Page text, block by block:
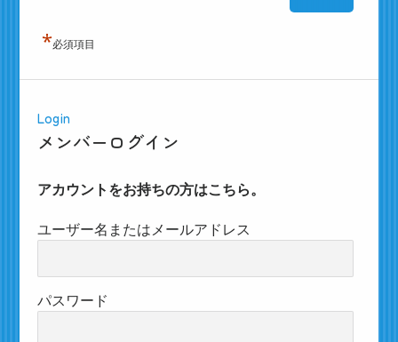
*必須項目
Login
メンバーログイン
アカウントをお持ちの方はこちら。
ユーザー名またはメールアドレス
パスワード